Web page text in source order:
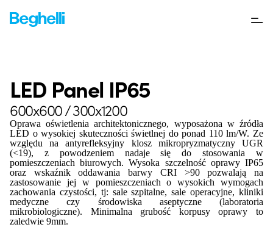
LED Panel IP65
600x600 / 300x1200
Oprawa oświetlenia architektonicznego, wyposażona w źródła
LED o wysokiej skuteczności świetlnej do ponad 110 lm/W. Ze
względu na antyrefleksyjny klosz mikropryzmatyczny UGR
(<19), z powodzeniem nadaje się do stosowania w
pomieszczeniach biurowych. Wysoka szczelność oprawy IP65
oraz wskaźnik oddawania barwy CRI >90 pozwalają na
zastosowanie jej w pomieszczeniach o wysokich wymogach
zachowania czystości, tj: sale szpitalne, sale operacyjne, kliniki
medyczne czy środowiska aseptyczne (laboratoria
mikrobiologiczne). Minimalna grubość korpusy oprawy to
zaledwie 9mm.